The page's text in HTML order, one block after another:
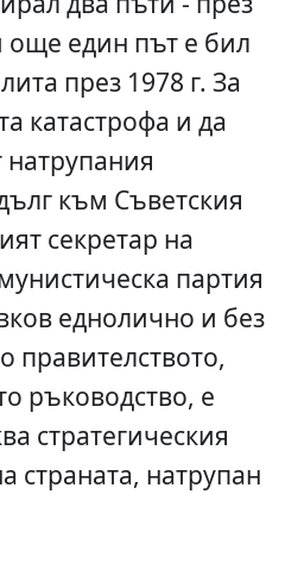
още един път е бил
през 1978 г. За
катастрофа и да
натрупания
към Съветския
секретар на
партия
еднолично и без
правителството,
ръководство, е
стратегическия
страната, натрупан